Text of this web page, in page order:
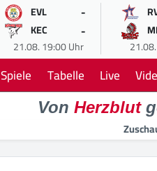
EVL -
KEC -
21.08. 19:00 Uhr
Spiele Tabelle Live
Von Herzblut